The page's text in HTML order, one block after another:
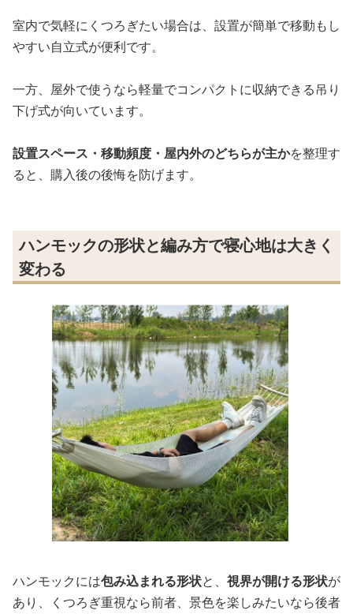
室内で気軽にくつろぎたい場合は、設置が簡単で移動もし
やすい自立式が便利です。
一方、屋外で使うなら軽量でコンパクトに収納できる吊り
下げ式が向いています。
設置スペース・移動頻度・屋内外のどちらが主かを整理す
ると、購入後の後悔を防げます。
ハンモックの形状と編み方で寝心地は大きく
変わる
ハンモックには包み込まれる形状と、 視界が開ける形状が
あり、くつろぎ重視なら前者、景色を楽しみたいなら後者